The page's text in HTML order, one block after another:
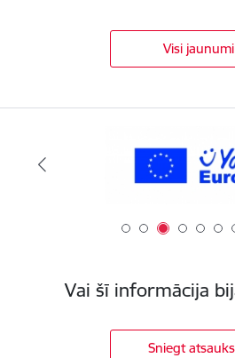
Visi jaunumi
Vai šī informācija
Sniegt